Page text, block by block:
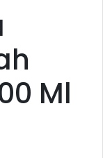
Ml